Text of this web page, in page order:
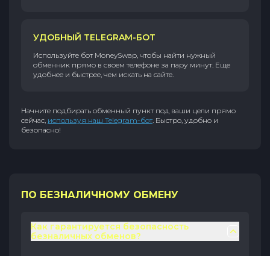
УДОБНЫЙ TELEGRAM-БОТ
Используйте бот MoneySwap, чтобы найти нужный
обменник прямо в своем телефоне за пару минут. Еще
удобнее и быстрее, чем искать на сайте.
Начните подбирать обменный пункт под ваши цели прямо
сейчас, используя наш Telegram-бот. Быстро, удобно и
безопасно!
ПО БЕЗНАЛИЧНОМУ ОБМЕНУ
Как гарантируется безопасность
безналичных обменов?